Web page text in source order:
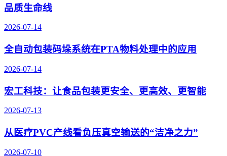
品质生命线
2026-07-14
全自动包装码垛系统在PTA物料处理中的应用
2026-07-14
宏工科技：让食品包装更安全、更高效、更智能
2026-07-13
从医疗PVC产线看负压真空输送的“洁净之力”
2026-07-10